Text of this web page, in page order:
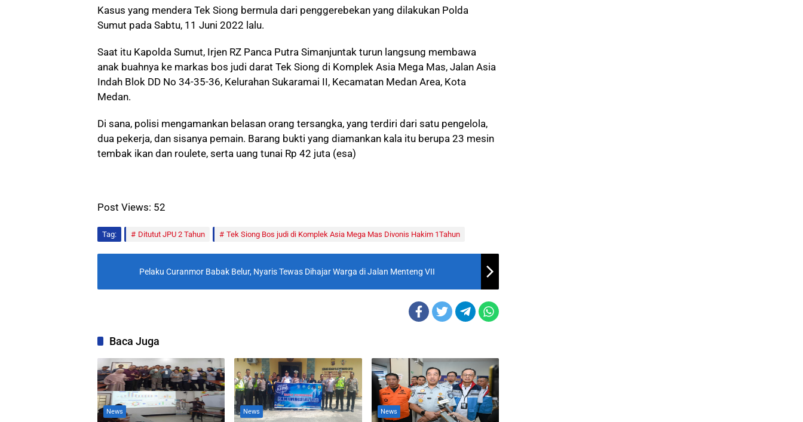
Kasus yang mendera Tek Siong bermula dari penggerebekan yang dilakukan Polda
Sumut pada Sabtu, 11 Juni 2022 lalu.
Saat itu Kapolda Sumut, Irjen RZ Panca Putra Simanjuntak turun langsung membawa
anak buahnya ke markas bos judi darat Tek Siong di Komplek Asia Mega Mas, Jalan Asia
Indah Blok DD No 34-35-36, Kelurahan Sukaramai II, Kecamatan Medan Area, Kota
Medan.
Di sana, polisi mengamankan belasan orang tersangka, yang terdiri dari satu pengelola,
dua pekerja, dan sisanya pemain. Barang bukti yang diamankan kala itu berupa 23 mesin
tembak ikan dan roulete, serta uang tunai Rp 42 juta (esa)
Post Views: 52
Tag: Ditutut JPU 2 Tahun Tek Siong Bos judi di Komplek Asia Mega Mas Divonis Hakim 1Tahun
Pelaku Curanmor Babak Belur, Nyaris Tewas Dihajar Warga di Jalan Menteng VII
Baca Juga
News News News